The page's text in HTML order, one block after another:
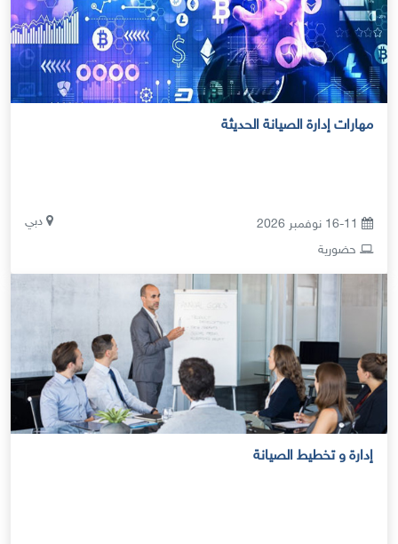
مهارات إدارة الصيانة الحديثة
دبي
حضورية
إدارة و تخطيط الصيانة